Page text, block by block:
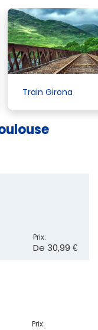
Train Girona
Prix:
De 30,99 €
Prix: